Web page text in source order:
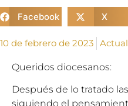
Facebook X
10 de febrero de 2023
Queridos diocesanos:
Después de lo tratado
siguiendo el